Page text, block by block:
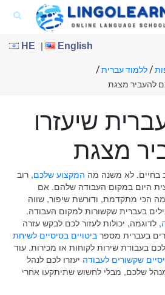
HE | English
/ללמוד עברית/
להעביר מצגת
שיעזרו
מצגת
בחיים. לא משנה מה המקצוע שלכם, רוב
היום במקום העבודה שלהם. אם
הכי מתקדמת, ודורשת שיפור, שווה
בעברית שקשורות למקום העבודה.
, לדוגמה, יכולות לעזור לכם לבקש עזרה
בעברית מספר ביטויים בסיסיים לשיחת
בעבודת שירות לקוחות או מכירות. עוד
שקשורים לעבודה יעזרו לכם לנהל
שלכם, מבלי לחשוש שתיתקעו אחרי